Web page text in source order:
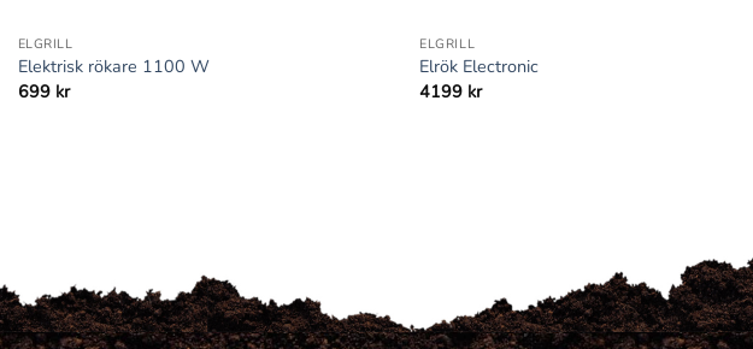
ELGRILL
Elektrisk rökare 1100 W
699 kr
ELGRILL
Elrök Electronic
4199 kr